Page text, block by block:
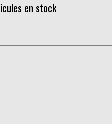
en stock